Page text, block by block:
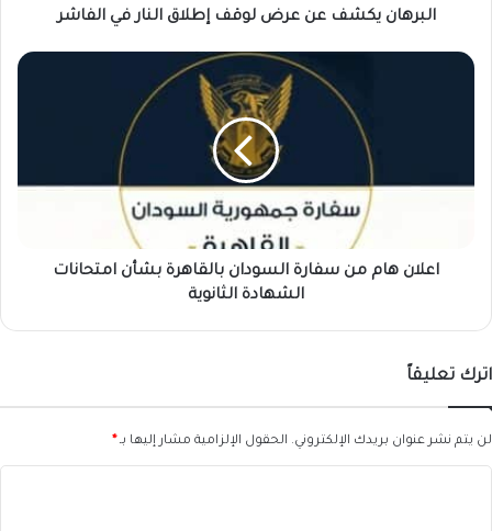
البرهان يكشف عن عرض لوقف إطلاق النار في الفاشر
اعلان
اعلان هام من سفارة السودان بالقاهرة بشأن امتحانات
الشهادة الثانوية
اترك تعليقاً
لن يتم نشر عنوان بريدك الإلكتروني. الحقول الإلزامية مشار إليها بـ*